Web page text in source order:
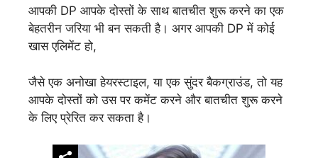
आपकी DP आपके दोस्तों के साथ बातचीत शुरू करने का एक
बेहतरीन जरिया भी बन सकती है। अगर आपकी DP में कोई
खास एलिमेंट हो,
जैसे एक अनोखा हेयरस्टाइल, या एक सुंदर बैकग्राउंड, तो यह
आपके दोस्तों को उस पर कमेंट करने और बातचीत शुरू करने
के लिए प्रेरित कर सकता है।